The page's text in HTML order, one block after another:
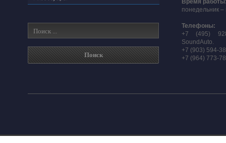
Время
понедельник –
Телефоны:
+7 (495)
SoundAuto.
+7 (903) 594-
+7 (964) 773-